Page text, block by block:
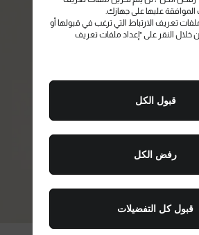
الموافقة عليها على جهازك.
تعريف الارتباط التي ترغب في قبولها أو
خلال النقر على "إعداد ملفات تعريف
قبول الكل
رفض الكل
قبول كل التفضيلات